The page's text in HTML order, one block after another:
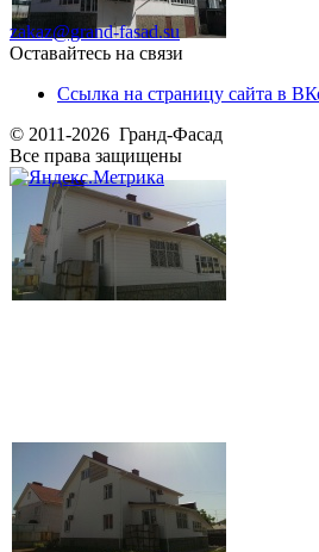
zakaz@grand-fasad.su
Оставайтесь на связи
Ссылка на страницу сайта в
© 2011-2026 Гранд-Фасад
Все права защищены